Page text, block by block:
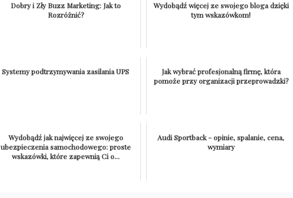
Dobry i Zły Buzz Marketing: Jak to
Rozróżnić?
Wydobądź więcej ze swojego bloga dzięki
tym wskazówkom!
Systemy podtrzymywania zasilania UPS
Jak wybrać profesjonalną firmę, która
pomoże przy organizacji przeprowadzki?
Wydobądź jak najwięcej ze swojego
ubezpieczenia samochodowego: proste
wskazówki, które zapewnią Ci o...
Audi Sportback - opinie, spalanie, cena,
wymiary